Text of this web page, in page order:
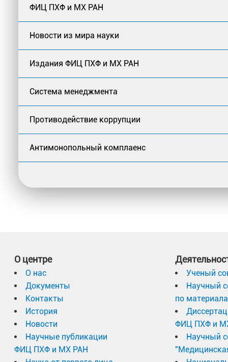
ФИЦ ПХФ и МХ РАН
Новости из мира науки
Издания ФИЦ ПХФ и МХ РАН
Система менеджмента
Противодействие коррупции
Антимонопольный комплаенс
О центре
О нас
Документы
Контакты
История
Новости
Научные публикации
ФИЦ ПХФ и МХ РАН
Ученый
Научный
по
ФИЦ ПХФ и
Научный